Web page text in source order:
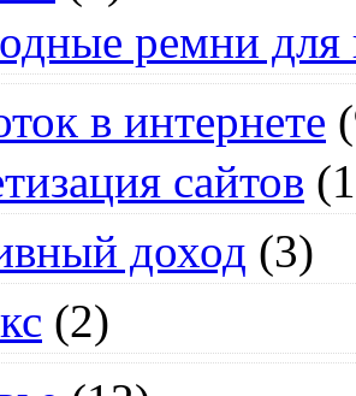
ремни для
в интернете
сайтов
доход (3)
(2)